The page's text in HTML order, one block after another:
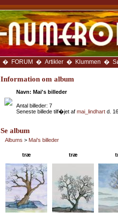
� FORUM � Artikler � Klummen �
Information om album
Navn: Mai's billeder
Antal billeder: 7
Seneste billede tilf�jet af mai_lindhart d.
Se album
Albums > Mai's billeder
træ træ